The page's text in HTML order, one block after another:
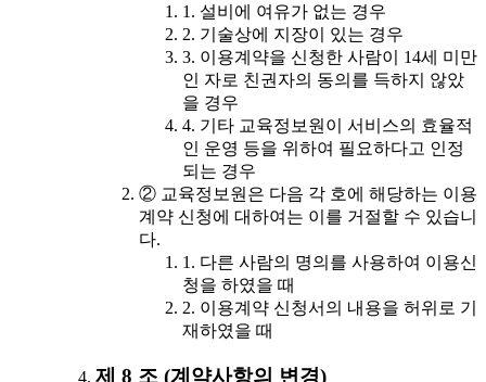
1. 설비에 여유가 없는 경우
2. 기술상에 지장이 있는 경우
3. 이용계약을 신청한 사람이 14세 미만
인 자로 친권자의 동의를 득하지 않았
을 경우
4. 기타 교육정보원이 서비스의 효율적
인 운영 등을 위하여 필요하다고 인정
되는 경우
② 교육정보원은 다음 각 호에 해당하는 이용
계약 신청에 대하여는 이를 거절할 수 있습니
다.
1. 다른 사람의 명의를 사용하여 이용신
청을 하였을 때
2. 이용계약 신청서의 내용을 허위로 기
재하였을 때
제 8 조 (계약사항의 변경)